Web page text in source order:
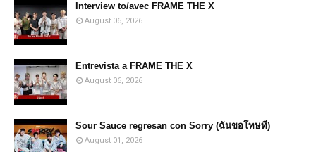
Interview to/avec FRAME THE X
August 06, 2026
Entrevista a FRAME THE X
August 06, 2026
Sour Sauce regresan con Sorry (ฉันขอโทษที)
August 01, 2026